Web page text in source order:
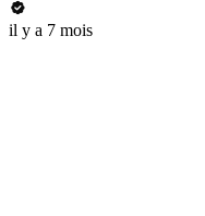
il y a 7 mois